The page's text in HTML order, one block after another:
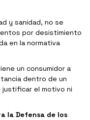
y sanidad, no se
por desistimiento
en la normativa
un consumidor a
dentro de un
justificar el motivo ni
la Defensa de los